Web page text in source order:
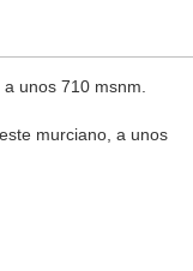
unos 710 msnm.
murciano, a unos